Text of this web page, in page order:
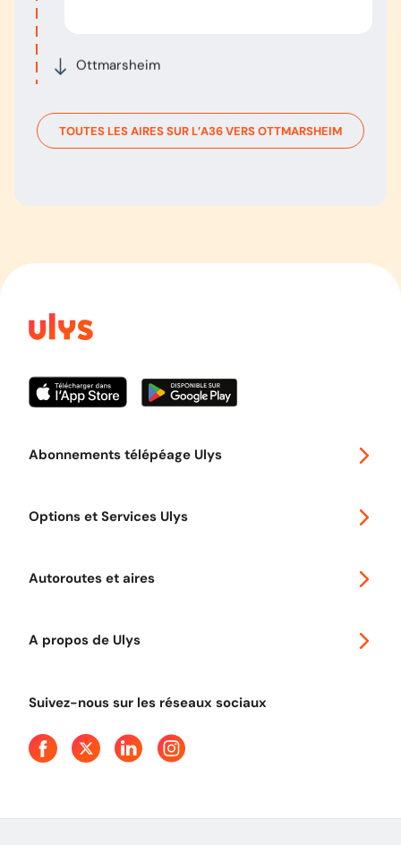
Ottmarsheim
TOUTES LES AIRES SUR L’A36VERSOTTMARSHEIM
Abonnements télépéage Ulys
Options et Services Ulys
Autoroutes et aires
A propos de Ulys
Presse
Suivez-nous sur les réseaux sociaux